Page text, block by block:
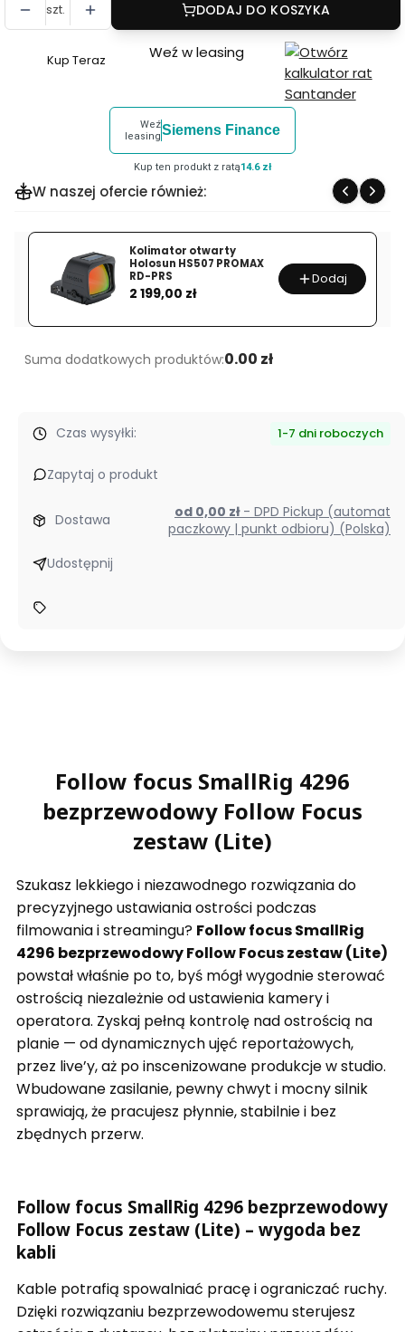
szt. DODAJ DO KOSZYKA
Szybki
SmallRig
bezprzewodowy
Follow
Focus
zestaw
(Lite)
Kup Teraz Weź w leasing
Weź
leasingSiemens Finance
Kup ten produkt z ratą14.6 zł
W naszej ofercie również:
Kolimator otwarty
Holosun HS507 PROMAX
RD-PRS
Cena
2 199,00 zł
Dodaj
Suma dodatkowych produktów:0.00 zł
Czas wysyłki: 1-7 dni roboczych
Zapytaj o produkt
Dostawa od 0,00 zł - DPD Pickup (automat
paczkowy | punkt odbioru) (Polska)
Udostępnij
Follow focus SmallRig 4296
bezprzewodowy Follow Focus
zestaw (Lite)
Szukasz lekkiego i niezawodnego rozwiązania do
precyzyjnego ustawiania ostrości podczas
filmowania i streamingu? Follow focus SmallRig
4296 bezprzewodowy Follow Focus zestaw (Lite)
powstał właśnie po to, byś mógł wygodnie sterować
ostrością niezależnie od ustawienia kamery i
operatora. Zyskaj pełną kontrolę nad ostrością na
planie — od dynamicznych ujęć reportażowych,
przez live’y, aż po inscenizowane produkcje w studio.
Wbudowane zasilanie, pewny chwyt i mocny silnik
sprawiają, że pracujesz płynnie, stabilnie i bez
zbędnych przerw.
Follow focus SmallRig 4296 bezprzewodowy
Follow Focus zestaw (Lite) – wygoda bez
kabli
Kable potrafią spowalniać pracę i ograniczać ruchy.
Dzięki rozwiązaniu bezprzewodowemu sterujesz